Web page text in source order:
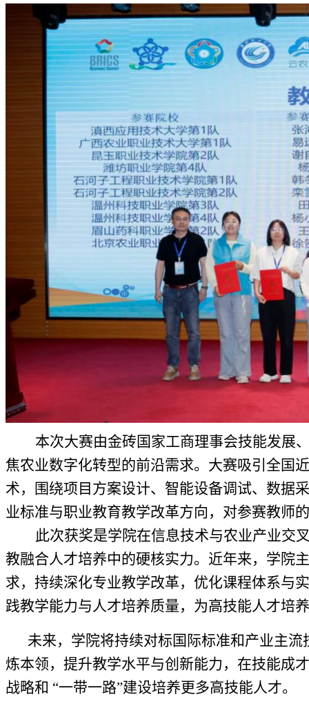
本次大赛由金砖国家工商理事会技能发展
焦农业数字化转型的前沿需求。大赛吸引全国
术，围绕项目方案设计、智能设备调试、数据
业标准与职业教育教学改革方向，对参赛教师
此次获奖是学院在信息技术与农业产业交
教融合人才培养中的硬核实力。近年来，学院
求，持续深化专业教学改革，优化课程体系与
践教学能力与人才培养质量，为高技能人才培
未来，学院将持续对标国际标准和产业主
炼本领，提升教学水平与创新能力，在技能成
战略和 “一带一路”建设培养更多高技能人才。